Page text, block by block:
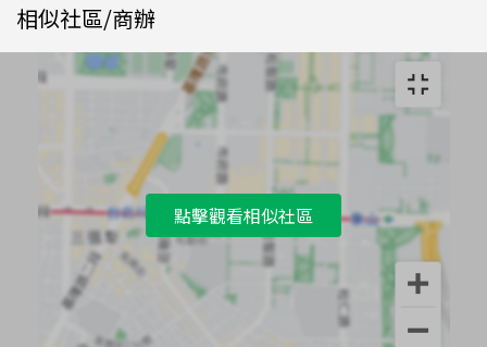
相似社區/商辦
點擊觀看相似社區